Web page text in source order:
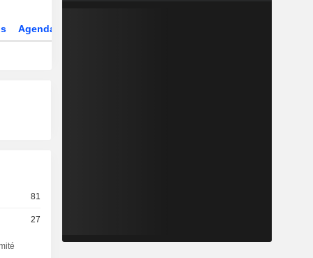
Agenda
81
27